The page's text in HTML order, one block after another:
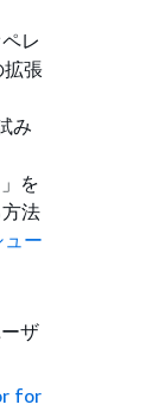
レ
拡張
み
」を
法
ー
ザ
for